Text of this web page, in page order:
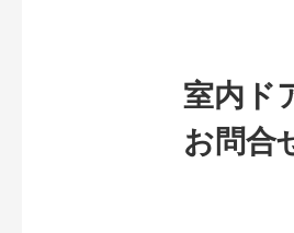
室内ド
お問合